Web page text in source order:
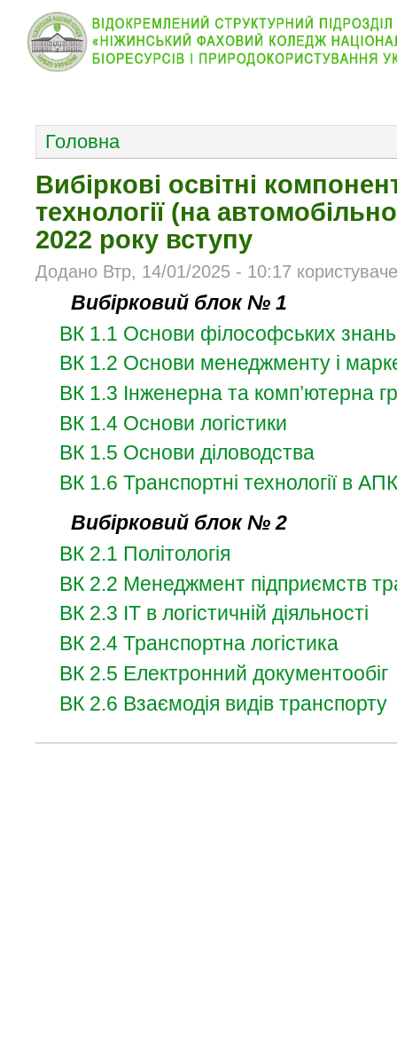
Головна
Вибіркові освітні
технології (на
2022 року вступу
Додано Втр, 14/01/2025 - 10:17
Вибірковий блок № 1
ВК 1.1 Основи філософських знань
ВК 1.2 Основи менеджменту і
ВК 1.3 Інженерна та комп’ютерна
ВК 1.4 Основи логістики
ВК 1.5 Основи діловодства
ВК 1.6 Транспортні технології в АПК
Вибірковий блок № 2
ВК 2.1 Політологія
ВК 2.2 Менеджмент підприємств
ВК 2.3 ІТ в логістичній діяльності
ВК 2.4 Транспортна логістика
ВК 2.5 Електронний документообіг
ВК 2.6 Взаємодія видів транспорту